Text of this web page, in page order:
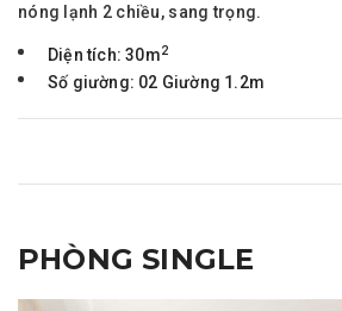
nóng lạnh 2 chiều, sang trọng.
Diện tích: 30m2
Số giường: 02 Giường 1.2m
PHÒNG SINGLE